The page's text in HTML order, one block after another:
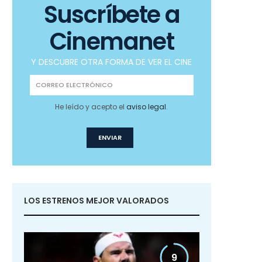
Suscríbete a
Cinemanet
Y DESCUBRE OTRA FORMA DE VER EL CINE
He leído y acepto elaviso legal.
LOS ESTRENOS MEJOR VALORADOS
9